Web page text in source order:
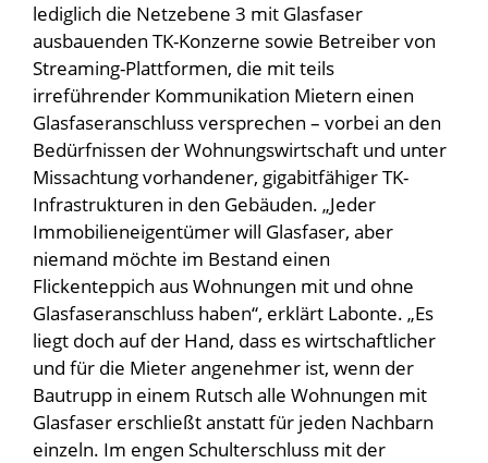
lediglich die Netzebene 3 mit Glasfaser
ausbauenden TK-Konzerne sowie Betreiber von
Streaming-Plattformen, die mit teils
irreführender Kommunikation Mietern einen
Glasfaseranschluss versprechen – vorbei an den
Bedürfnissen der Wohnungswirtschaft und unter
Missachtung vorhandener, gigabitfähiger TK-
Infrastrukturen in den Gebäuden. „Jeder
Immobilieneigentümer will Glasfaser, aber
niemand möchte im Bestand einen
Flickenteppich aus Wohnungen mit und ohne
Glasfaseranschluss haben“, erklärt Labonte. „Es
liegt doch auf der Hand, dass es wirtschaftlicher
und für die Mieter angenehmer ist, wenn der
Bautrupp in einem Rutsch alle Wohnungen mit
Glasfaser erschließt anstatt für jeden Nachbarn
einzeln. Im engen Schulterschluss mit der